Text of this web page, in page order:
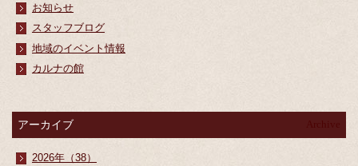
お知らせ
スタッフブログ
地域のイベント情報
カルナの館
アーカイブ
2026年（38）